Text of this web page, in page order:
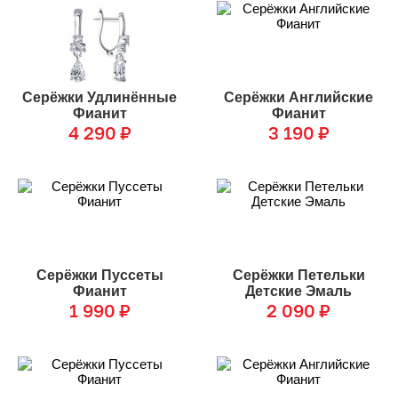
Серёжки Удлинённые
Фианит
4 290 ₽
Серёжки Английские
Фианит
3 190 ₽
Серёжки Пуссеты
Фианит
1 990 ₽
Серёжки Петельки
Детские Эмаль
2 090 ₽